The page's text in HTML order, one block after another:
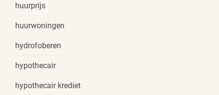
huurprijs
huurwoningen
hydrofoberen
hypothecair
hypothecair krediet